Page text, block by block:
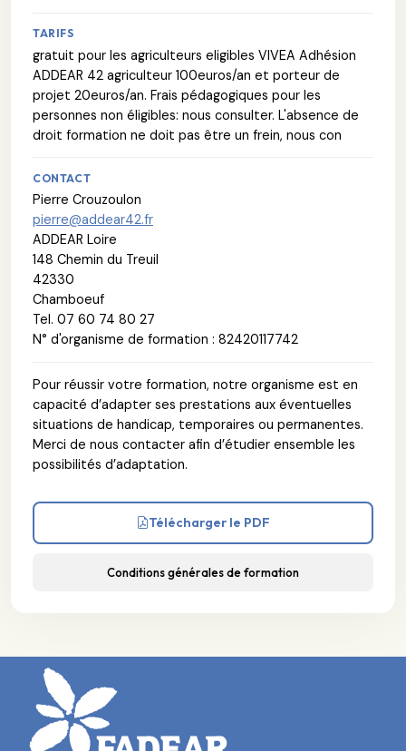
TARIFS
gratuit pour les agriculteurs eligibles VIVEA Adhésion
ADDEAR 42 agriculteur 100euros/an et porteur de
projet 20euros/an. Frais pédagogiques pour les
personnes non éligibles: nous consulter. L'absence de
droit formation ne doit pas être un frein, nous con
CONTACT
Pierre Crouzoulon
pierre@addear42.fr
ADDEAR Loire
148 Chemin du Treuil
42330
Chamboeuf
Tel. 07 60 74 80 27
N° d'organisme de formation : 82420117742
Pour réussir votre formation, notre organisme est en
capacité d’adapter ses prestations aux éventuelles
situations de handicap, temporaires ou permanentes.
Merci de nous contacter afin d’étudier ensemble les
possibilités d’adaptation.
Télécharger le PDF
Conditions générales de formation